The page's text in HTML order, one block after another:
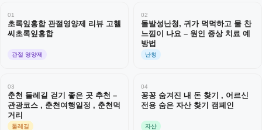
01
초록잎홍합 관절영양제 리뷰 고헬
씨초록잎홍합
관절 영양제
02
돌발성난청, 귀가 먹먹하고 물 찬
느낌이 나요 – 원인 증상 치료 예
방법
난청
03
춘천 둘레길 걷기 좋은 곳 추천 –
관광코스 , 춘천여행일정 , 춘천먹
거리
둘레길
04
꽁꽁 숨겨진 내 돈 찾기 , 어르신
전용 숨은 자산 찾기 캠페인
자산